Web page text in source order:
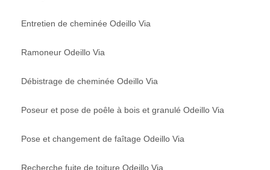
Entretien de cheminée Odeillo Via
Ramoneur Odeillo Via
Débistrage de cheminée Odeillo Via
Poseur et pose de poêle à bois et granulé Odeillo Via
Pose et changement de faîtage Odeillo Via
Recherche fuite de toiture Odeillo Via